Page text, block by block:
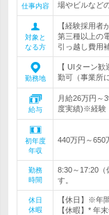
仕事内容
場やビルなど
対象と
なる方
【経験採用
第三種以上の
引っ越し費用
勤務地
【 UIターン
勤可（事業所
給与
月給26万円～
度実績)※経験
初年度
年収
440万円～650
勤務
時間
8:30～17:20
す。
休日
休暇
【休日】※年
【休暇】* 年